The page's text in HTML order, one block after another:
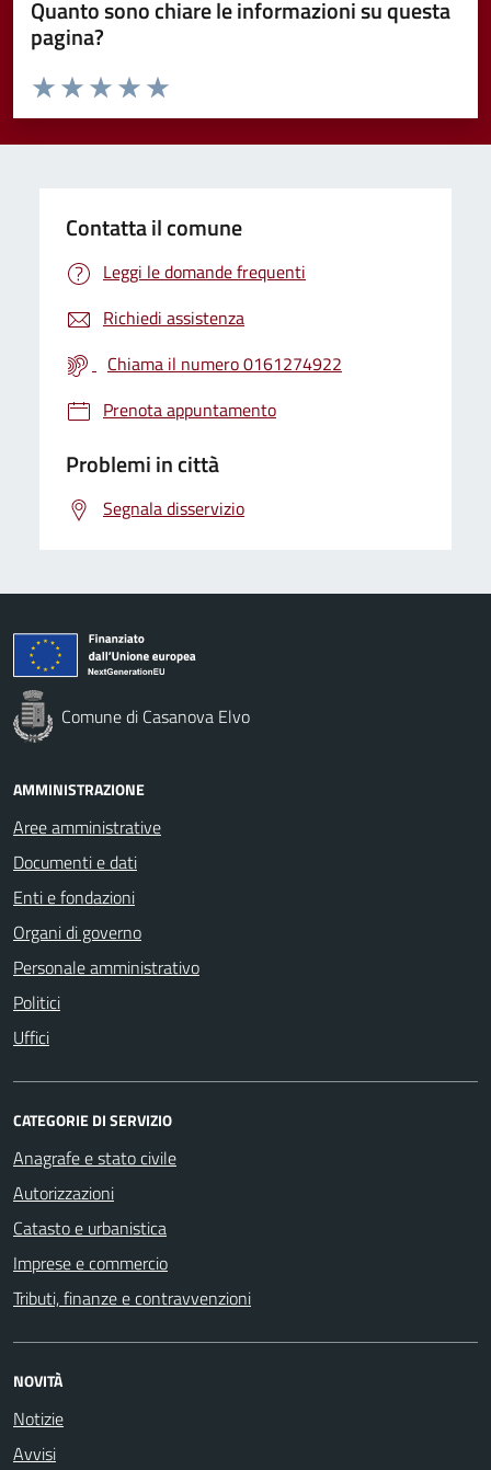
Quanto sono chiare le informazioni su questa
pagina?
Valuta da 1 a 5 stelle la pagina
Valuta 5 stelle su 5
Valuta 4 stelle su 5
Valuta 3 stelle su 5
Valuta 2 stelle su 5
Valuta 1 stelle su 5
Contatta il comune
Leggi le domande frequenti
Richiedi assistenza
Chiama il numero 0161274922
Prenota appuntamento
Problemi in città
Segnala disservizio
Comune di Casanova Elvo
AMMINISTRAZIONE
Aree amministrative
Documenti e dati
Enti e fondazioni
Organi di governo
Personale amministrativo
Politici
Uffici
CATEGORIE DI SERVIZIO
Anagrafe e stato civile
Autorizzazioni
Catasto e urbanistica
Imprese e commercio
Tributi, finanze e contravvenzioni
NOVITÀ
Notizie
Avvisi